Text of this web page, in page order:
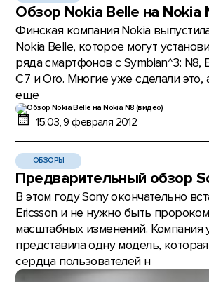
Обзор Nokia Belle на Nokia
Финская компания Nokia
Nokia Belle, которое могут
ряда смартфонов с Symbian^3: N8,
C7 и Oro. Многие уже сделали это,
еще
15:03, 9 февраля 2012
ОБЗОРЫ
Предварительный обзор
В этом году Sony окончательно
Ericsson и не нужно быть
масштабных изменений. Компания
представила одну модель,
сердца пользователей н